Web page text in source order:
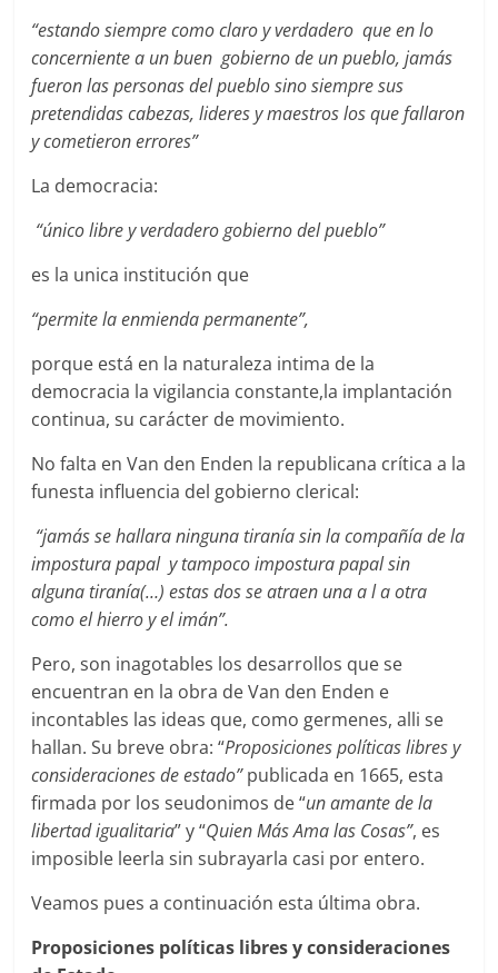
“estando siempre como claro y verdadero que en lo
concerniente a un buen gobierno de un pueblo, jamás
fueron las personas del pueblo sino siempre sus
pretendidas cabezas, lideres y maestros los que fallaron
y cometieron errores”
La democracia:
“único libre y verdadero gobierno del pueblo”
es la unica institución que
“permite la enmienda permanente”,
porque está en la naturaleza intima de la
democracia la vigilancia constante,la implantación
continua, su carácter de movimiento.
No falta en Van den Enden la republicana crítica a la
funesta influencia del gobierno clerical:
“jamás se hallara ninguna tiranía sin la compañía de la
impostura papal y tampoco impostura papal sin
alguna tiranía(…) estas dos se atraen una a l a otra
como el hierro y el imán”.
Pero, son inagotables los desarrollos que se
encuentran en la obra de Van den Enden e
incontables las ideas que, como germenes, alli se
hallan. Su breve obra: “Proposiciones políticas libres y
consideraciones de estado”publicada en 1665, esta
firmada por los seudonimos de “un amante de la
libertad igualitaria” y “Quien Más Ama las Cosas”, es
imposible leerla sin subrayarla casi por entero.
Veamos pues a continuación esta última obra.
Proposiciones políticas libres y consideraciones